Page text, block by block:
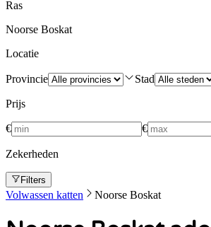
Ras
Noorse Boskat
Locatie
Provincie Stad
Prijs
€ €
Zekerheden
Filters
Volwassen katten Noorse Boskat